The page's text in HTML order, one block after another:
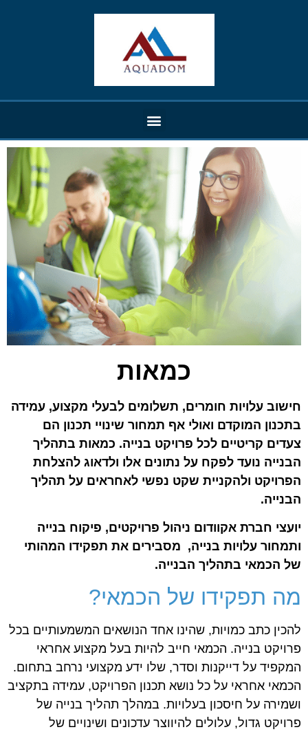
כמאות
חישוב עלויות חומרים, תשלומים לבעלי מקצוע, עמידה
בתכנון המוקדם ואולי אף תמחור שינויי תכנון הם
צעדים קריטיים לכל פרויקט בנייה. כמאות בתהליך
הבנייה נועד לפקח על נתונים אלו ולדאוג להצלחת
הפרויקט ולהקניית שקט נפשי לאחראים על תהליך
הבנייה.
יועצי חברת אקוודום ניהול פרויקטים, פיקוח בנייה
ותמחור עלויות בנייה, מסבירים את תפקידו המהותי
של הכמאי בתהליך הבנייה.
מה תפקידו של הכמאי?
להכין כתב כמויות, שהינו אחד הנושאים המשמעותיים בכל
פרויקט בנייה. הכמאי חייב להיות בעל מקצוע אחראי
המקפיד על דייקנות וסדר, שלו ידע מקצועי נרחב בתחום.
הכמאי אחראי על כל נושא תכנון הפרויקט, עמידה בתקציב
ושמירה על חיסכון בעלויות. במהלך תהליך בנייה של
פרויקט גדול, עלולים להיווצר עדכונים ושינויים של